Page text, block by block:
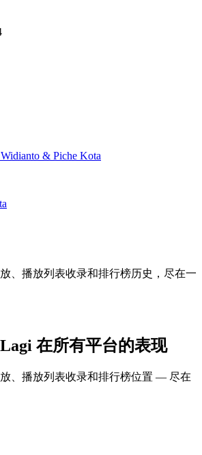
& Piche Kota
、播放列表收录和排行榜历史，尽在一
在所有平台的表现
、播放列表收录和排行榜位置 — 尽在